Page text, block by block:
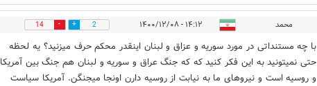
محمد ۱۴:۱۲ - ۱۴۰۰/۱۲/۰۸ 2
14
با چه مستنداتی در مورد سوریه و عزاق و لبنان اینقدر محکم حرف میزنید؟ یه لحظه
حتی نمیتونید به این فکر کنید که که جنگ عراق و سوریه و لبنان هم جنگ بین آمریکا
و روسیه است و نیروهای ما به نیابت از روسیه دارن اونجا میجنگن. آمریکا سیاست